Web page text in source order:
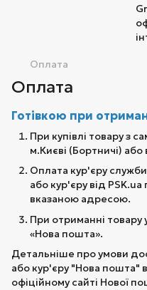
Оплата
Оплата
Готівкою при
При купівлі товару з
м.Києві (Бортничі)
Оплата кур'єру
або кур'єру від
вказаною адресою.
При отриманні товару
«Нова пошта».
Детальніше про умови
або кур'єру "Нова пошта"
офіційному сайті Нової